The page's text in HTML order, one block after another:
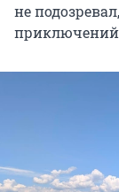
не